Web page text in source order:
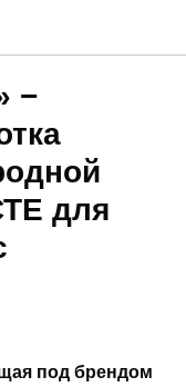
−
для
под брендом